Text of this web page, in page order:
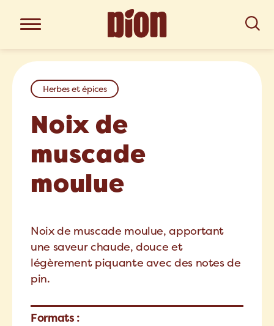
Herbes et épices
Noix de
muscade
moulue
Noix de muscade moulue, apportant
une saveur chaude, douce et
légèrement piquante avec des notes de
pin.
Formats :